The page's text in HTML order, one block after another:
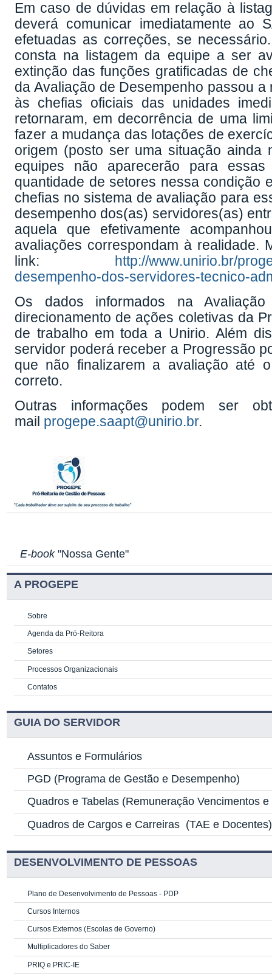
Em caso de dúvidas em relação à
deverá comunicar imediatamente ao
efetuadas as correções, se
consta na listagem da equipe a ser
extinção das funções gratificadas de
da Avaliação de Desempenho passou
às chefias oficiais das unidades
retornaram, em decorrência de uma
fazer a mudança das lotações de
origem (posto ser uma situação ainda
equipes não aparecerão para
quantidade de setores nessa condição
chefias no sistema de avaliação para
desempenho dos(as) servidores(as)
aquela que efetivamente
avaliações correspondam à realidade.
link:
http://www.unirio.br/
desempenho-dos-servidores-tecnico-
Os dados informados na
direcionamento de ações coletivas da
de trabalho em toda a Unirio. Além
servidor poderá receber a Progressão
que não finalizarem a avaliação até
correto.
Outras informações podem ser
mail progepe.saapt@unirio.br.
E-book"Nossa Gente"
A PROGEPE
Sobre
Agenda da Pró-Reitora
Setores
Processos Organizacionais
Contatos
GUIA DO SERVIDOR
Assuntos e Formulários
PGD (Programa de Gestão e Desempenho)
Quadros e Tabelas (Remuneração Vencimentos
Quadros de Cargos e Carreiras (TAE e Docentes)
DESENVOLVIMENTO DE PESSOAS
Plano de Desenvolvimento de Pessoas - PDP
Cursos Internos
Cursos Externos (Escolas de Governo)
Multiplicadores do Saber
PRIQ e PRIC-IE